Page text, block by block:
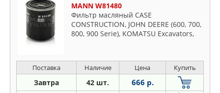
MANN W81480
Фильтр масляный CASE
CONSTRUCTION, JOHN DEERE (600, 700,
800, 900 Serie), KOMATSU Excavators,
Поставка Наличие Цена Купить
Завтра 42 шт. 666 р.